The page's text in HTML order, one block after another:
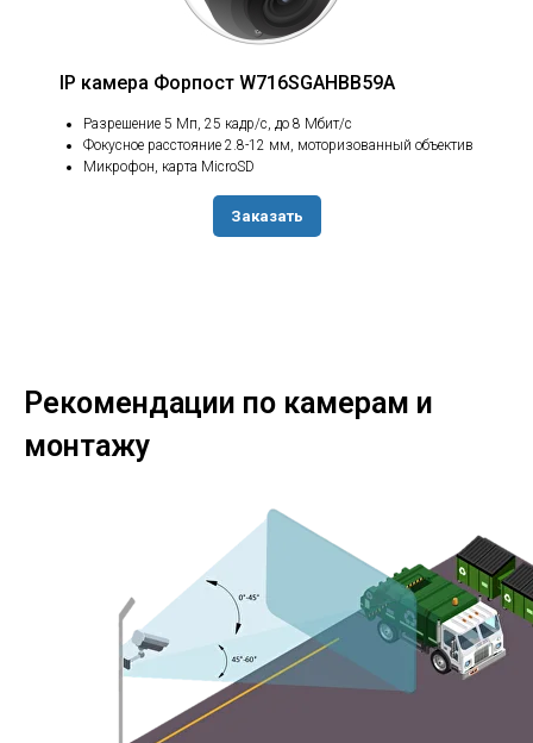
IP камера Форпост W716SGAHBB59A
Разрешение 5 Мп, 25 кадр/с, до 8 Мбит/с
Фокусное расстояние 2.8-12 мм, моторизованный объектив
Микрофон, карта MicroSD
Заказать
Рекомендации по камерам и
монтажу